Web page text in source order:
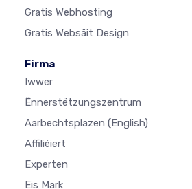
Gratis Webhosting
Gratis Websäit Design
Firma
Iwwer
Ënnerstëtzungszentrum
Aarbechtsplazen (English)
Affiliéiert
Experten
Eis Mark